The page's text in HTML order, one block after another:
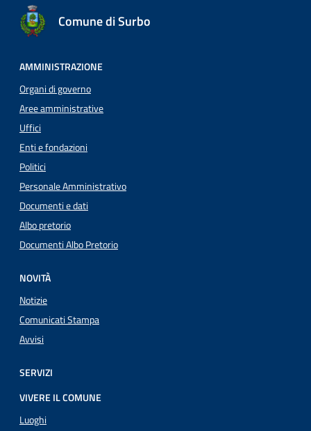
Comune di Surbo
AMMINISTRAZIONE
Organi di governo
Aree amministrative
Uffici
Enti e fondazioni
Politici
Personale Amministrativo
Documenti e dati
Albo pretorio
Documenti Albo Pretorio
NOVITÀ
Notizie
Comunicati Stampa
Avvisi
SERVIZI
VIVERE IL COMUNE
Luoghi